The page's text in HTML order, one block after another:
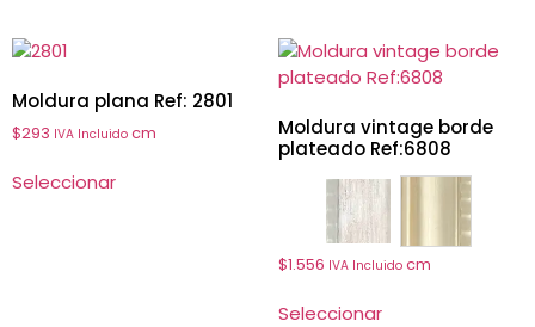
Moldura plana Ref: 2801
$293 IVA Incluido cm
Seleccionar
Moldura vintage borde
plateado Ref:6808
6808 6833
$1.556 IVA Incluidocm
Seleccionar